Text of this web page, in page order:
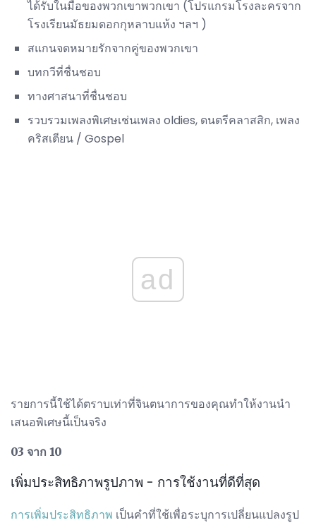
ได้รับในมือของพวกเขาพวกเขา (โปรแกรมโรงละครจาก
โรงเรียนมัธยมดอกกุหลาบแห้ง ฯลฯ )
สแกนจดหมายรักจากคู่ของพวกเขา
บทกวีที่ชื่นชอบ
ทางศาสนาที่ชื่นชอบ
รวบรวมเพลงพิเศษเช่นเพลง oldies, ดนตรีคลาสสิก, เพลง
คริสเตียน / Gospel
ad
รายการนี้ใช้ได้ตราบเท่าที่จินตนาการของคุณทำให้งานนำ
เสนอพิเศษนี้เป็นจริง
03 จาก 10
เพิ่มประสิทธิภาพรูปภาพ - การใช้งานที่ดีที่สุด
การเพิ่มประสิทธิภาพ เป็นคำที่ใช้เพื่อระบุการเปลี่ยนแปลงรูป